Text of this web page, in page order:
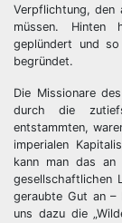
Verpflichtung, den
müssen. Hinten
geplündert und
begründet.
Die Missionare
durch die
entstammten,
imperialen
kann man das an
gesellschaftlichen
geraubte Gut an –
uns dazu die